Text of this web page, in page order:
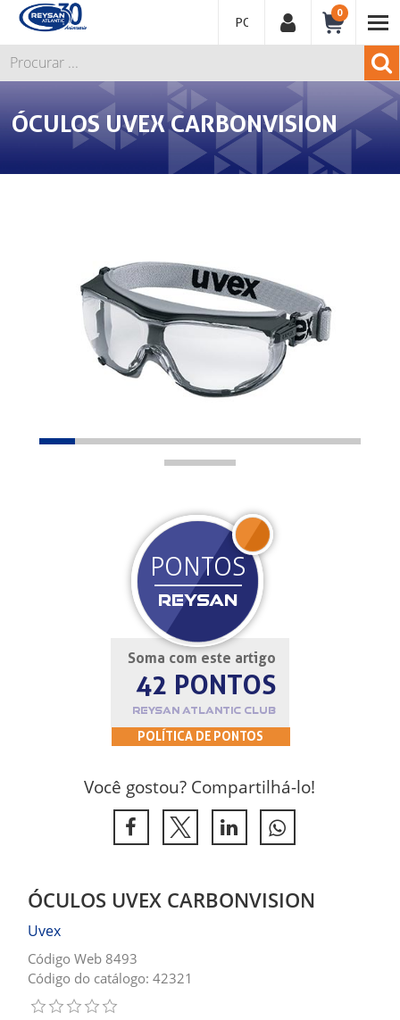
PORTUGUÊS
0
ÓCULOS UVEX CARBONVISION
Soma com este artigo
42 PONTOS
REYSAN ATLANTIC CLUB
POLÍTICA DE PONTOS
PONTOS
REYSAN
JOIN
Você gostou? Compartilhá-lo!
ÓCULOS UVEX CARBONVISION
Uvex
Código Web 8493
Código do catálogo: 42321